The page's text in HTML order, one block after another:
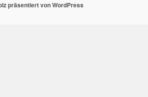
präsentiert von WordPress